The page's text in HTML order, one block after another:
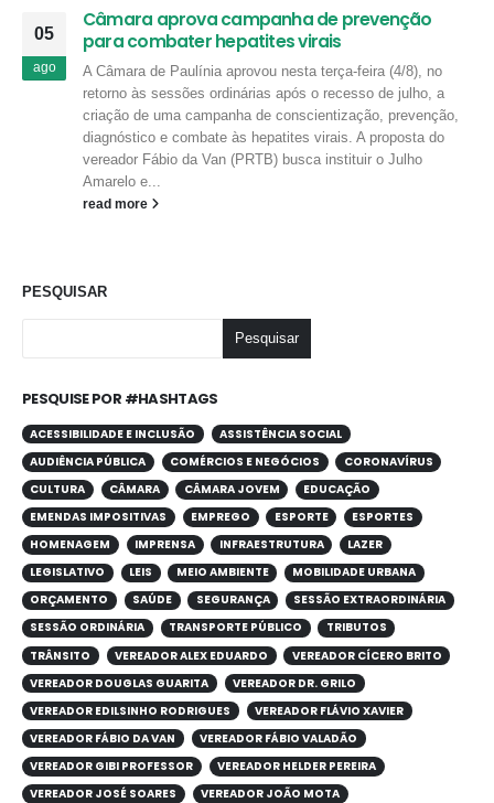
05
ago
Câmara aprova campanha de prevenção
para combater hepatites virais
A Câmara de Paulínia aprovou nesta terça-feira (4/8), no
retorno às sessões ordinárias após o recesso de julho, a
criação de uma campanha de conscientização, prevenção,
diagnóstico e combate às hepatites virais. A proposta do
vereador Fábio da Van (PRTB) busca instituir o Julho
Amarelo e...
read more
PESQUISAR
Pesquisar
PESQUISE POR #HASHTAGS
ACESSIBILIDADE E INCLUSÃO
ASSISTÊNCIA SOCIAL
AUDIÊNCIA PÚBLICA
COMÉRCIOS E NEGÓCIOS
CORONAVÍRUS
CULTURA
CÂMARA CÂMARA JOVEM
EDUCAÇÃO
EMENDAS IMPOSITIVAS
EMPREGO ESPORTE
ESPORTES
HOMENAGEM
IMPRENSA INFRAESTRUTURA
LAZER
LEGISLATIVO
LEIS MEIO AMBIENTE
MOBILIDADE URBANA
ORÇAMENTO
SAÚDE SEGURANÇA
SESSÃO EXTRAORDINÁRIA
SESSÃO ORDINÁRIA
TRANSPORTE PÚBLICO
TRIBUTOS
TRÂNSITO
VEREADOR ALEX EDUARDO
VEREADOR CÍCERO BRITO
VEREADOR DOUGLAS GUARITA
VEREADOR DR. GRILO
VEREADOR EDILSINHO RODRIGUES
VEREADOR FLÁVIO XAVIER
VEREADOR FÁBIO DA VAN
VEREADOR FÁBIO VALADÃO
VEREADOR GIBI PROFESSOR
VEREADOR HELDER PEREIRA
VEREADOR JOSÉ SOARES
VEREADOR JOÃO MOTA